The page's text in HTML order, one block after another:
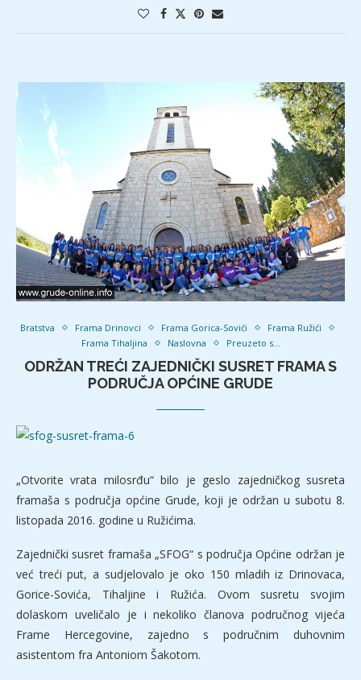
Bratstva Frama Drinovci Frama Gorica-Sovići
Frama Ružići
Frama Tihaljina
Naslovna Preuzeto s...
ODRŽAN TREĆI ZAJEDNIČKI SUSRET FRAMA S
PODRUČJA OPĆINE GRUDE
„Otvorite vrata milosrđu“ bilo je geslo zajedničkog susreta
framaša s područja općine Grude, koji je održan u subotu 8.
listopada 2016. godine u Ružićima.
Zajednički susret framaša „SFOG“ s područja Općine održan je
već treći put, a sudjelovalo je oko 150 mladih iz Drinovaca,
Gorice-Sovića, Tihaljine i Ružića. Ovom susretu svojim
dolaskom uveličalo je i nekoliko članova područnog vijeća
Frame Hercegovine, zajedno s područnim duhovnim
asistentom fra Antoniom Šakotom.